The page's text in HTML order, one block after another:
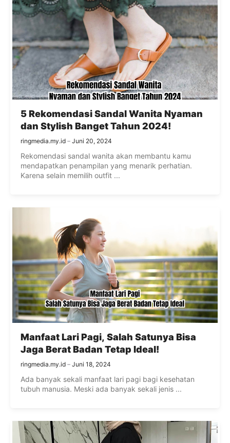
5 Rekomendasi Sandal Wanita Nyaman
dan Stylish Banget Tahun 2024!
ringmedia.my.id Juni 20, 2024
Rekomendasi sandal wanita akan membantu kamu
mendapatkan penampilan yang menarik perhatian.
Karena selain memilih outfit ...
Manfaat Lari Pagi, Salah Satunya Bisa
Jaga Berat Badan Tetap Ideal!
ringmedia.my.id Juni 18, 2024
Ada banyak sekali manfaat lari pagi bagi kesehatan
tubuh manusia. Meski ada banyak sekali jenis ...